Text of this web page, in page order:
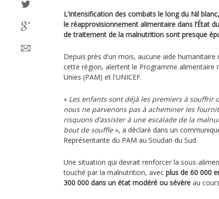
L'intensification des combats le long du Nil
le réapprovisionnement alimentaire dans l’État
de traitement de la malnutrition sont presque
Depuis près d'un mois, aucune aide humanitaire
cette région, alertent le Programme alimentaire
Unies (PAM) et l'UNICEF.
« Les enfants sont déjà les premiers à souffrir
nous ne parvenons pas à acheminer les
risquons d’assister à une escalade de la
bout de souffle», a déclaré dans un
Représentante du PAM au Soudan du Sud.
Une situation qui devrait renforcer la sous-
touché par la malnutrition, avec plus de 60 000
300 000 dans un état modéré ou sévère au